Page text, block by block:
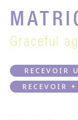
Graceful
RECEVOIR
RECEVOIR